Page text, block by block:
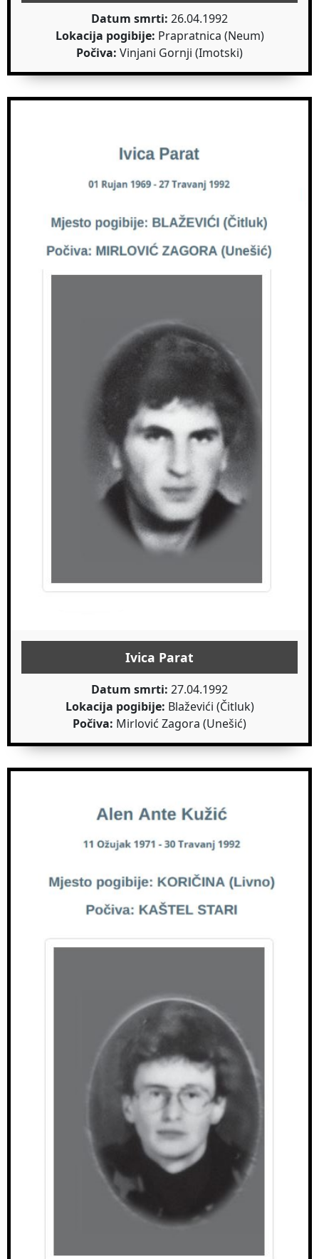
Datum smrti: 26.04.1992
Lokacija pogibije: Prapratnica (Neum)
Počiva: Vinjani Gornji (Imotski)
Ivica Parat
Datum smrti: 27.04.1992
Lokacija pogibije: Blaževići (Čitluk)
Počiva: Mirlović Zagora (Unešić)